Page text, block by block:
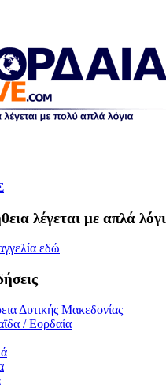
λέγεται με απλά
εδώ
Δυτικής Μακεδονίας
/ Εορδαία